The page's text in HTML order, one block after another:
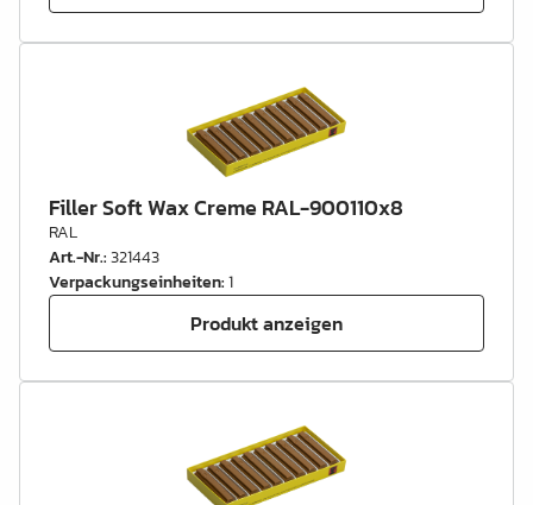
Filler Soft Wax Creme RAL-900110x8
RAL
Art.-Nr.:321443
Verpackungseinheiten:1
Produkt anzeigen